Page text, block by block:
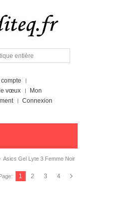
compte
vœux
Mon
Connexion
Asics Gel Lyte 3 Femme Noir
1 2 3 4